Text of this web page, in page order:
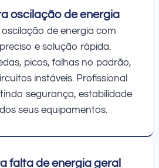
oscilação de energia
de energia com
e solução rápida.
picos, falhas no padrão,
instáveis. Profissional
segurança, estabilidade
seus equipamentos.
falta de energia geral